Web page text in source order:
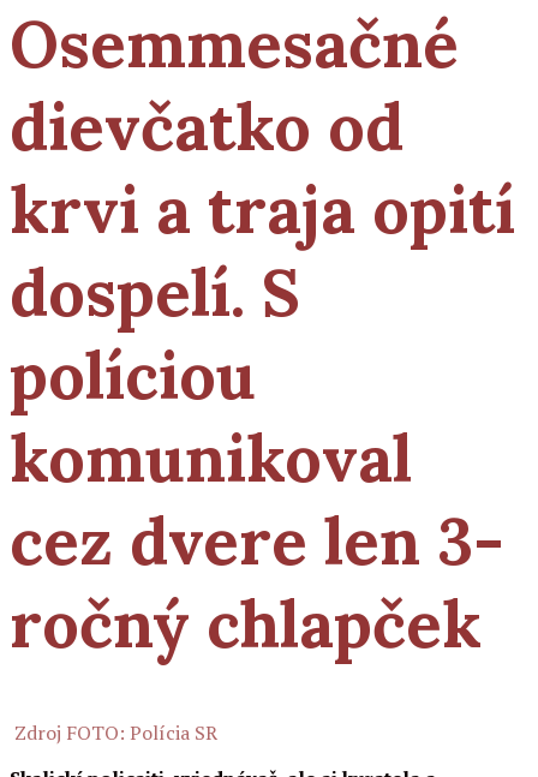
Osemmesačné
dievčatko od
krvi a traja opití
dospelí. S
políciou
komunikoval
cez dvere len 3-
ročný chlapček
Zdroj FOTO: Polícia SR